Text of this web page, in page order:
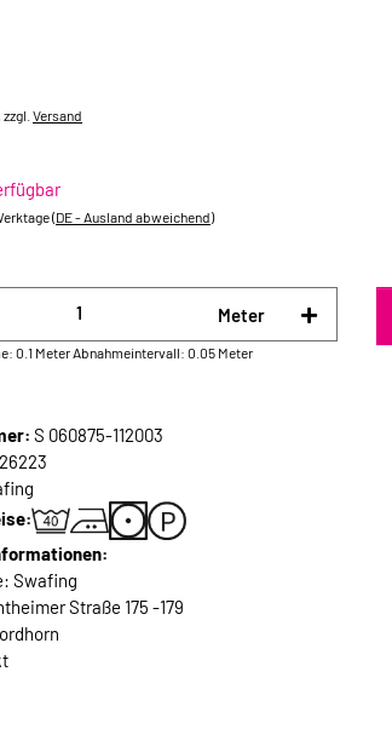
Versand
(DE - Ausland abweichend)
Meter
0.1 MeterAbnahmeintervall: 0.05 Meter
S 060875-112003
Swafing
Straße 175 -179